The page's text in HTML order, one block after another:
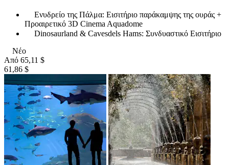
Ενυδρείο της Πάλμα: Εισιτήριο παράκαμψης της ουράς +
Προαιρετικό 3D Cinema Aquadome
Dinosaurland & Cavesdels Hams: Συνδυαστικό Εισιτήριο
Νέο
Από 65,11 $
61,86 $